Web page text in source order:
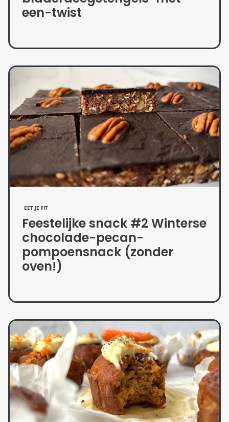
een-twist
EET JE FIT
Feestelijke snack #2 Winterse
chocolade-pecan-
pompoensnack (zonder
oven!)